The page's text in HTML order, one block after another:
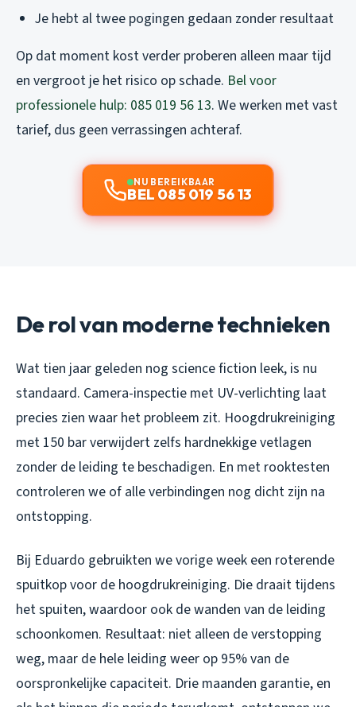
Je hebt al twee pogingen gedaan zonder resultaat
Op dat moment kost verder proberen alleen maar tijd
en vergroot je het risico op schade. Bel voor
professionele hulp: 085 019 56 13. We werken met vast
tarief, dus geen verrassingen achteraf.
NU BEREIKBAAR
BEL 085 019 56 13
De rol van moderne technieken
Wat tien jaar geleden nog science fiction leek, is nu
standaard. Camera-inspectie met UV-verlichting laat
precies zien waar het probleem zit. Hoogdrukreiniging
met 150 bar verwijdert zelfs hardnekkige vetlagen
zonder de leiding te beschadigen. En met rooktesten
controleren we of alle verbindingen nog dicht zijn na
ontstopping.
Bij Eduardo gebruikten we vorige week een roterende
spuitkop voor de hoogdrukreiniging. Die draait tijdens
het spuiten, waardoor ook de wanden van de leiding
schoonkomen. Resultaat: niet alleen de verstopping
weg, maar de hele leiding weer op 95% van de
oorspronkelijke capaciteit. Drie maanden garantie, en